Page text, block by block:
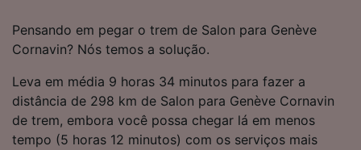
Pensando em pegar o trem de Salon para Genève
Cornavin? Nós temos a solução.
Leva em média 9 horas 34 minutos para fazer a
distância de 298 km de Salon para Genève Cornavin
de trem, embora você possa chegar lá em menos
tempo (5 horas 12 minutos) com os serviços mais